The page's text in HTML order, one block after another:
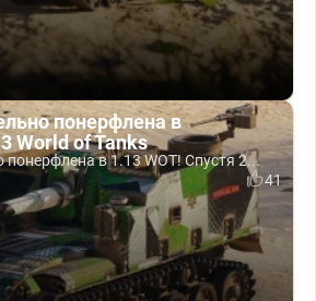
понерфлена в
World of Tanks
понерфлена в 1.13 WOT! Спустя 2...
41